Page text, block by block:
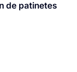
de patinetes